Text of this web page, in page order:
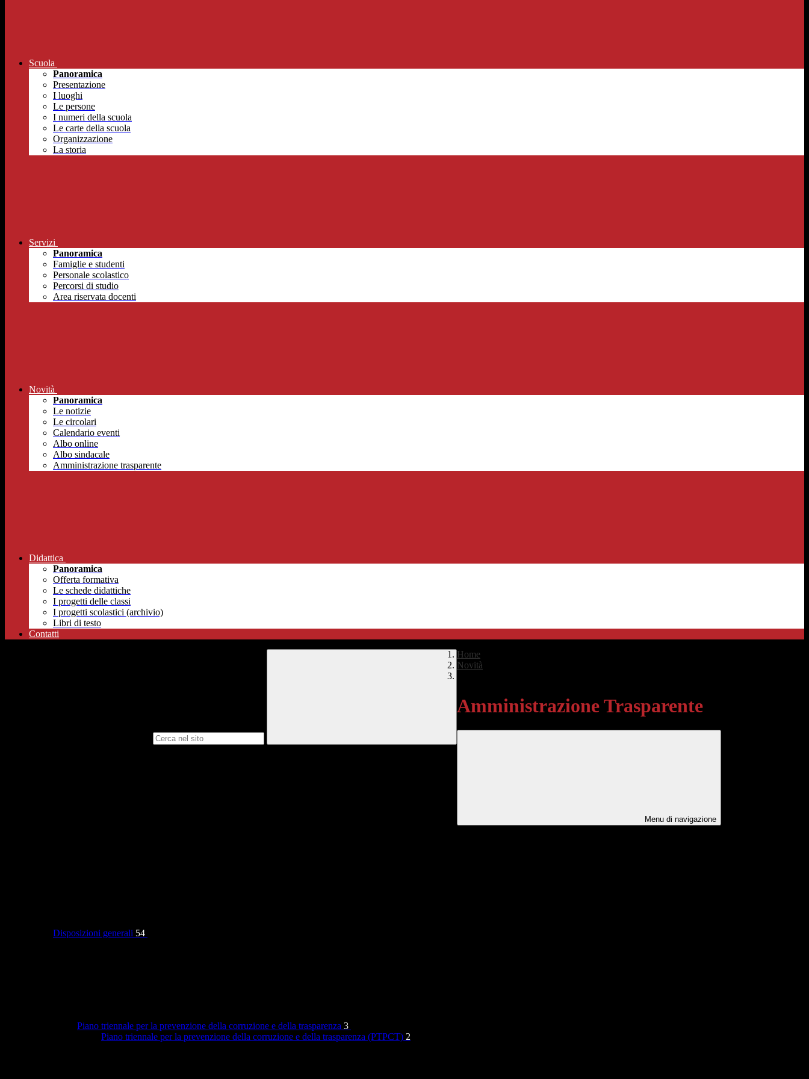
Scuola
Panoramica
Presentazione
I luoghi
Le persone
I numeri della scuola
Le carte della scuola
Organizzazione
La storia
Servizi
Panoramica
Famiglie e studenti
Personale scolastico
Percorsi di studio
Area riservata docenti
Novità
Panoramica
Le notizie
Le circolari
Calendario eventi
Albo online
Albo sindacale
Amministrazione trasparente
Didattica
Panoramica
Offerta formativa
Le schede didattiche
I progetti delle classi
I progetti scolastici (archivio)
Libri di testo
Contatti
Home
Novità
Amministrazione Trasparente
Menu di navigazione
Disposizioni generali 54
Piano triennale per la prevenzione della corruzione e della trasparenza 3
Piano triennale per la prevenzione della corruzione e della trasparenza (PTPCT) 2